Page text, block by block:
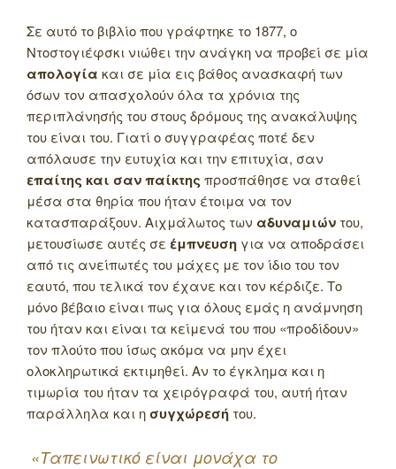
Σε αυτό το βιβλίο που γράφτηκε το 1877, ο
Ντοστογιέφσκι νιώθει την ανάγκη να προβεί σε μία
απολογία και σε μία εις βάθος ανασκαφή των
όσων τον απασχολούν όλα τα χρόνια της
περιπλάνησής του στους δρόμους της ανακάλυψης
του είναι του. Γιατί ο συγγραφέας ποτέ δεν
απόλαυσε την ευτυχία και την επιτυχία, σαν
επαίτης και σαν παίκτης προσπάθησε να σταθεί
μέσα στα θηρία που ήταν έτοιμα να τον
κατασπαράξουν. Αιχμάλωτος των αδυναμιών του,
μετουσίωσε αυτές σε έμπνευση για να αποδράσει
από τις ανείπωτές του μάχες με τον ίδιο του τον
εαυτό, που τελικά τον έχανε και τον κέρδιζε. Το
μόνο βέβαιο είναι πως για όλους εμάς η ανάμνηση
του ήταν και είναι τα κείμενά του που «προδίδουν»
τον πλούτο που ίσως ακόμα να μην έχει
ολοκληρωτικά εκτιμηθεί. Αν το έγκλημα και η
τιμωρία του ήταν τα χειρόγραφά του, αυτή ήταν
παράλληλα και η συγχώρεσή του.
«Ταπεινωτικό είναι μονάχα το